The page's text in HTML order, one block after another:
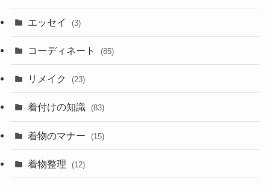
エッセイ (3)
コーディネート (85)
リメイク (23)
着付けの知識 (83)
着物のマナー (15)
着物整理 (12)